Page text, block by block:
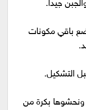
جيداً.
باقي مكونات
التشكيل.
بكرة من